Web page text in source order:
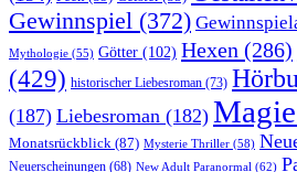
Gewinnspiel (372)
Mythologie (55) Götter (102) Hexen (286)
(429) historischer Liebesroman (73)
(187) Liebesroman (182) Magie
Monatsrückblick (87) Mysterie Thriller (58)
Neuerscheinungen (68) New Adult Paranormal (62)